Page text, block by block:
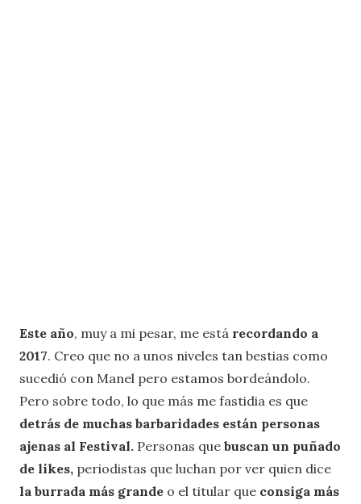
Este año, muy a mi pesar, me está recordando a
2017. Creo que no a unos niveles tan bestias como
sucedió con Manel pero estamos bordeándolo.
Pero sobre todo, lo que más me fastidia es que
detrás de muchas barbaridades están personas
ajenas al Festival. Personas que buscan un puñado
de likes, periodistas que luchan por ver quien dice
la burrada más grande o el titular que consiga más